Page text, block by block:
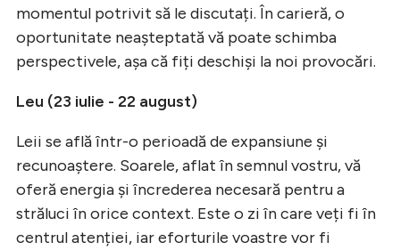
momentul potrivit să le discutați. În carieră, o
oportunitate neașteptată vă poate schimba
perspectivele, așa că fiți deschiși la noi provocări.
Leu (23 iulie - 22 august)
Leii se află într-o perioadă de expansiune și
recunoaștere. Soarele, aflat în semnul vostru, vă
oferă energia și încrederea necesară pentru a
străluci în orice context. Este o zi în care veți fi în
centrul atenției, iar eforturile voastre vor fi